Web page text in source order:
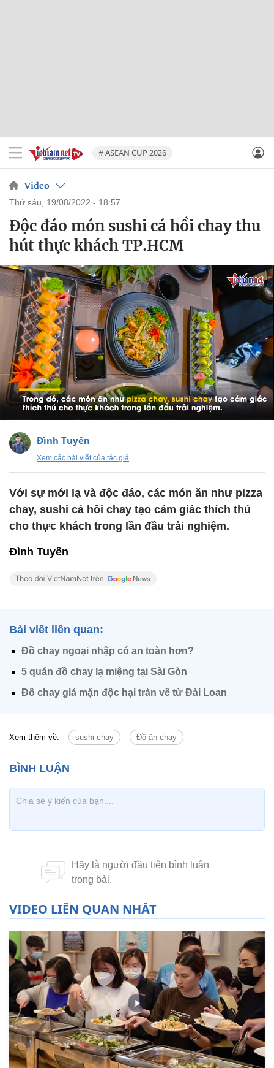
# ASEAN CUP 2026
Video
thứ sáu, 19/08/2022 - 18:57
Độc đáo món sushi cá hồi chay thu
hút thực khách TP.HCM
Đình Tuyến
Xem các bài viết của tác giả
Với sự mới lạ và độc đáo, các món ăn như pizza
chay, sushi cá hồi chay tạo cảm giác thích thú
cho thực khách trong lần đầu trải nghiệm.
Đình Tuyến
Bài viết liên quan:
Đồ chay ngoại nhập có an toàn hơn?
5 quán đồ chay lạ miệng tại Sài Gòn
Đồ chay giả mặn độc hại tràn về từ Đài Loan
Xem thêm về: sushi chay Đồ ăn chay
VIDEO LIÊN QUAN NHẤT